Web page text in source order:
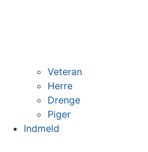
Veteran
Herre
Drenge
Piger
Indmeld